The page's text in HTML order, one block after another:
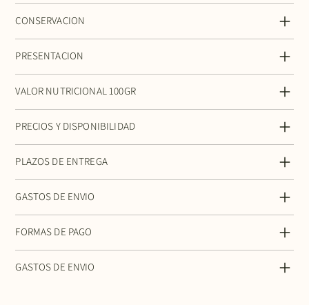
CONSERVACION
PRESENTACION
VALOR NUTRICIONAL 100GR
PRECIOS Y DISPONIBILIDAD
PLAZOS DE ENTREGA
GASTOS DE ENVIO
FORMAS DE PAGO
GASTOS DE ENVIO